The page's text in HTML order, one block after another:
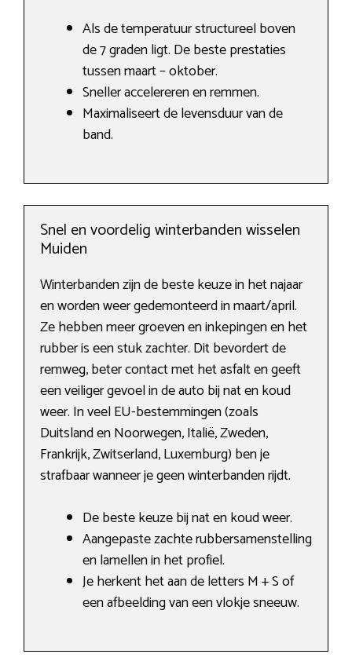
Als de temperatuur structureel boven
de 7 graden ligt. De beste prestaties
tussen maart – oktober.
Sneller accelereren en remmen.
Maximaliseert de levensduur van de
band.
Snel en voordelig winterbanden wisselen
Muiden
Winterbanden zijn de beste keuze in het najaar
en worden weer gedemonteerd in maart/april.
Ze hebben meer groeven en inkepingen en het
rubber is een stuk zachter. Dit bevordert de
remweg, beter contact met het asfalt en geeft
een veiliger gevoel in de auto bij nat en koud
weer. In veel EU-bestemmingen (zoals
Duitsland en Noorwegen, Italië, Zweden,
Frankrijk, Zwitserland, Luxemburg) ben je
strafbaar wanneer je geen winterbanden rijdt.
De beste keuze bij nat en koud weer.
Aangepaste zachte rubbersamenstelling
en lamellen in het profiel.
Je herkent het aan de letters M + S of
een afbeelding van een vlokje sneeuw.